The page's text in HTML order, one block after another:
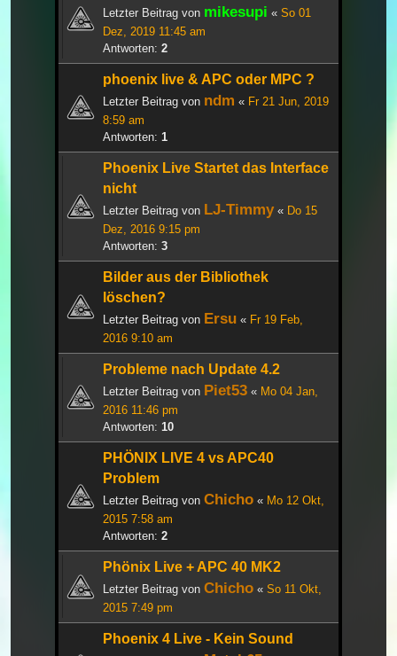
Letzter Beitrag von mikesupi « So 01
Dez, 2019 11:45 am
Antworten: 2
phoenix live & APC oder MPC ?
Letzter Beitrag von ndm « Fr 21 Jun, 2019
8:59 am
Antworten: 1
Phoenix Live Startet das Interface
nicht
Letzter Beitrag von LJ-Timmy« Do 15
Dez, 2016 9:15 pm
Antworten: 3
Bilder aus der Bibliothek
löschen?
Letzter Beitrag von Ersu « Fr 19 Feb,
2016 9:10 am
Probleme nach Update 4.2
Letzter Beitrag von Piet53 « Mo 04 Jan,
2016 11:46 pm
Antworten: 10
PHÖNIX LIVE 4 vs APC40
Problem
Letzter Beitrag von Chicho « Mo 12 Okt,
2015 7:58 am
Antworten: 2
Phönix Live + APC 40 MK2
Letzter Beitrag von Chicho « So 11 Okt,
2015 7:49 pm
Phoenix 4 Live - Kein Sound